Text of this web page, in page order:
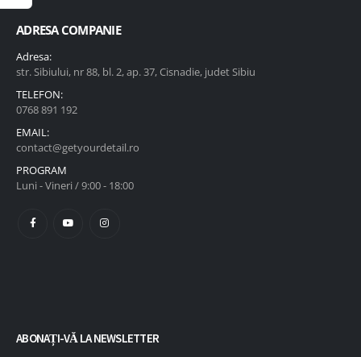
ADRESA COMPANIE
Adresa:
str. Sibiului, nr 88, bl. 2, ap. 37, Cisnadie, judet Sibiu
TELEFON:
0768 891 192
EMAIL:
contact@getyourdetail.ro
PROGRAM
Luni - Vineri / 9:00 - 18:00
ABONAȚI-VĂ LA NEWSLETTER